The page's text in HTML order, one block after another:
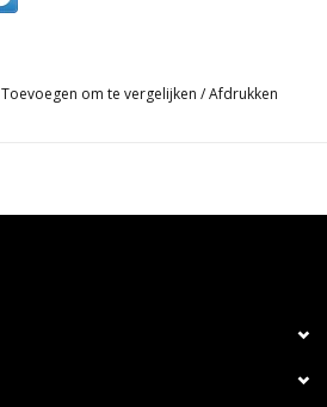
Toevoegen om te vergelijken /Afdrukken